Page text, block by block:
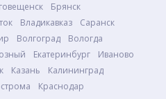
Брянск
Владикавказ
Саранск
Волгоград
Вологда
Екатеринбург
Иваново
Казань
Калининград
Краснодар